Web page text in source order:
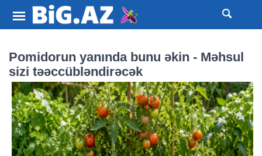
Pomidorun yanında bunu əkin - Məhsul
sizi təəccübləndirəcək